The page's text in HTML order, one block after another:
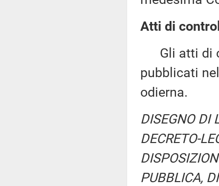
Atti di
Gli atti di
pubblicati
odierna.
DISEGNO DI
DECRETO-
PUBBLICA,